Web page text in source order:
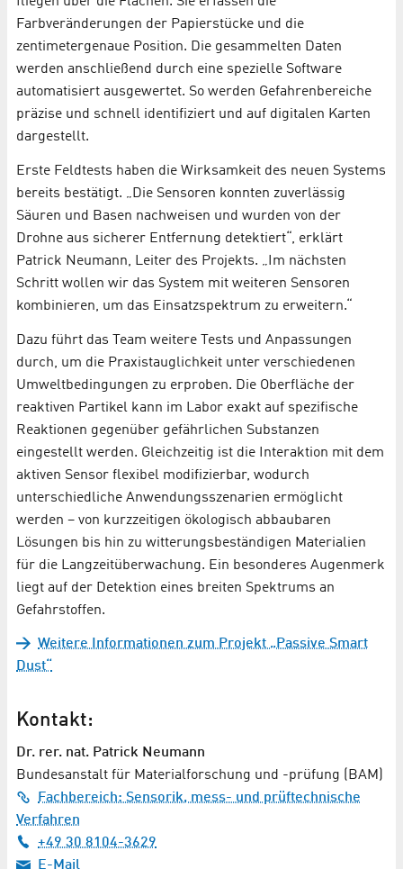
Farbveränderungen der Papierstücke und die
zentimetergenaue Position. Die gesammelten Daten
werden anschließend durch eine spezielle Software
automatisiert ausgewertet. So werden Gefahrenbereiche
präzise und schnell identifiziert und auf digitalen Karten
dargestellt.
Erste Feldtests haben die Wirksamkeit des neuen Systems
bereits bestätigt. „Die Sensoren konnten zuverlässig
Säuren und Basen nachweisen und wurden von der
Drohne aus sicherer Entfernung detektiert“, erklärt
Patrick Neumann, Leiter des Projekts. „Im nächsten
Schritt wollen wir das System mit weiteren Sensoren
kombinieren, um das Einsatzspektrum zu erweitern.“
Dazu führt das Team weitere Tests und Anpassungen
durch, um die Praxistauglichkeit unter verschiedenen
Umweltbedingungen zu erproben. Die Oberfläche der
reaktiven Partikel kann im Labor exakt auf spezifische
Reaktionen gegenüber gefährlichen Substanzen
eingestellt werden. Gleichzeitig ist die Interaktion mit dem
aktiven Sensor flexibel modifizierbar, wodurch
unterschiedliche Anwendungsszenarien ermöglicht
werden – von kurzzeitigen ökologisch abbaubaren
Lösungen bis hin zu witterungsbeständigen Materialien
für die Langzeitüberwachung. Ein besonderes Augenmerk
liegt auf der Detektion eines breiten Spektrums an
Gefahrstoffen.
Weitere Informationen zum Projekt „Passive Smart
Dust“
Kontakt:
Dr. rer. nat. Patrick Neumann
Bundesanstalt für Materialforschung und -prüfung (BAM)
Fachbereich: Sensorik, mess- und prüftechnische
Verfahren
+49 30 8104-3629
E-Mail